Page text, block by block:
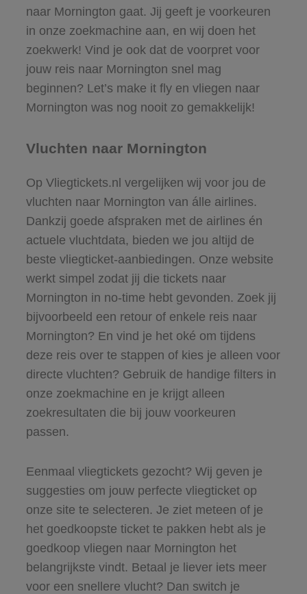
naar Mornington gaat. Jij geeft je voorkeuren
in onze zoekmachine aan, en wij doen het
zoekwerk! Vind je ook dat de voorpret voor
jouw reis naar Mornington snel mag
beginnen? Let’s make it fly en vliegen naar
Mornington was nog nooit zo gemakkelijk!
Vluchten naar Mornington
Op Vliegtickets.nl vergelijken wij voor jou de
vluchten naar Mornington van álle airlines.
Dankzij goede afspraken met de airlines én
actuele vluchtdata, bieden we jou altijd de
beste vliegticket-aanbiedingen. Onze website
werkt simpel zodat jij die tickets naar
Mornington in no-time hebt gevonden. Zoek jij
bijvoorbeeld een retour of enkele reis naar
Mornington? En vind je het oké om tijdens
deze reis over te stappen of kies je alleen voor
directe vluchten? Gebruik de handige filters in
onze zoekmachine en je krijgt alleen
zoekresultaten die bij jouw voorkeuren
passen.
Eenmaal vliegtickets gezocht? Wij geven je
suggesties om jouw perfecte vliegticket op
onze site te selecteren. Je ziet meteen of je
het goedkoopste ticket te pakken hebt als je
goedkoop vliegen naar Mornington het
belangrijkste vindt. Betaal je liever iets meer
voor een snellere vlucht? Dan switch je